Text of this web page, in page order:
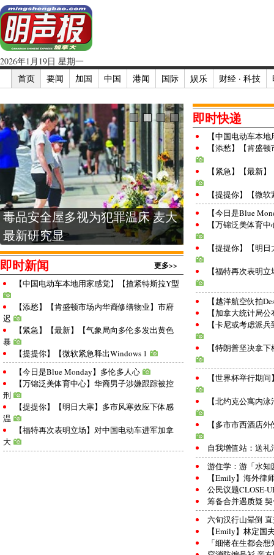
2026年1月19日 星期一
首页
要闻 加国 中国 港闻 国际 娱乐 财经 · 科技
毒品安全屋多视为犯罪温床 麦大
最新研究显
两项赴美提前
续推进增跨
即时新闻 更多>>
【中国电动车本地用家感觉】【揸紧特斯拉Y型
【添愁】【肯盛顿市场内华裔修缮物业】市府
迟
【紧急】【最新】【气象局向多伦多发出黄色
暴
【提提你】【微软紧急释出Windows 1
【今日是Blue Monday】多伦多人心
【万锦泛美体育中心】华裔男子涉嫌跟踪被控
刑
【提提你】【明日大寒】多市风寒效应下体感
温
【福特再次表明立场】对中国电动车进军加拿
大
即时快递
【中国电动车本
【添愁】【肯盛
【紧急】【最新
【提提你】【微
【今日是Blue
【万锦泛美体育
【提提你】【明
【福特再次表明
【越洋航空伙拍
【加拿大统计局
【卡尼或考虑派
【特朗普坚决拿
【世界杯举行期
【北约克公寓内
【多市市西酒店
自我增值站：送
游住学：游「水知
【Emily】海外律
公民议题CLOSE-
筹备合并遇质疑
六旬汉行山晕倒
【Emily】林定国
「细佬在生都会